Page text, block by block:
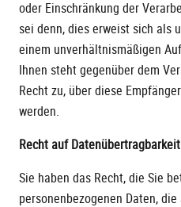
oder Einschränkung der
sei denn, dies erweist sich als
einem unverhältnismäßigen
Ihnen steht gegenüber dem
Recht zu, über diese
werden.
Recht auf Datenübertragbarkeit
Sie haben das Recht, die Sie
personenbezogenen Daten, die